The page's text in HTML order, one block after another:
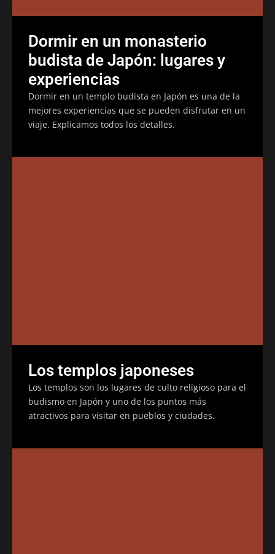
Dormir en un monasterio
budista de Japón: lugares y
experiencias
Dormir en un templo budista en Japón es una de la
mejores experiencias que se pueden disfrutar en un
viaje. Explicamos todos los detalles.
Los templos japoneses
Los templos son los lugares de culto religioso para el
budismo en Japón y uno de los puntos más
atractivos para visitar en pueblos y ciudades.